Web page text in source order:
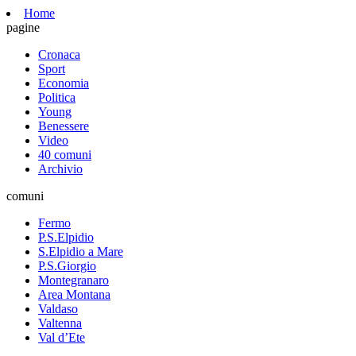
Home
pagine
Cronaca
Sport
Economia
Politica
Young
Benessere
Video
40 comuni
Archivio
comuni
Fermo
P.S.Elpidio
S.Elpidio a Mare
P.S.Giorgio
Montegranaro
Area Montana
Valdaso
Valtenna
Val d’Ete